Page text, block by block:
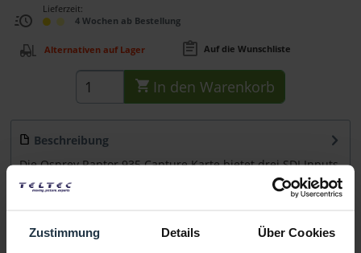
Zustimmung Details Über Cookies
Lieferzeit:
4 Wochen ab Bestellung
Alternativen auf Lager Auf die Wunschliste
In den Warenkorb
Beschreibung
Die Osprey Raptor 935 Capture Karte bietet drei SDI Inputs
mit 3Gb/s und unterstützt...